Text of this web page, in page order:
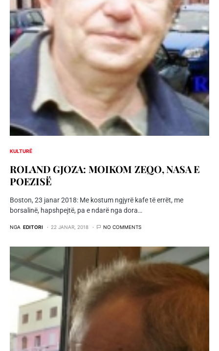
KULTURË
ROLAND GJOZA: MOIKOM ZEQO, NASA E
POEZISË
Boston, 23 janar 2018: Me kostum ngjyrë kafe të errët, me
borsalinë, hapshpejtë, pa e ndarë nga dora…
NGA EDITORI 22 JANAR, 2018 NO COMMENTS